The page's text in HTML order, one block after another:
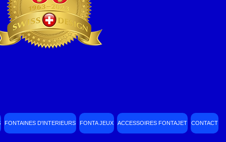
FONTAINES D'INTERIEURS FONTA JEUX ACCESSOIRES FONTAJET CONTACT